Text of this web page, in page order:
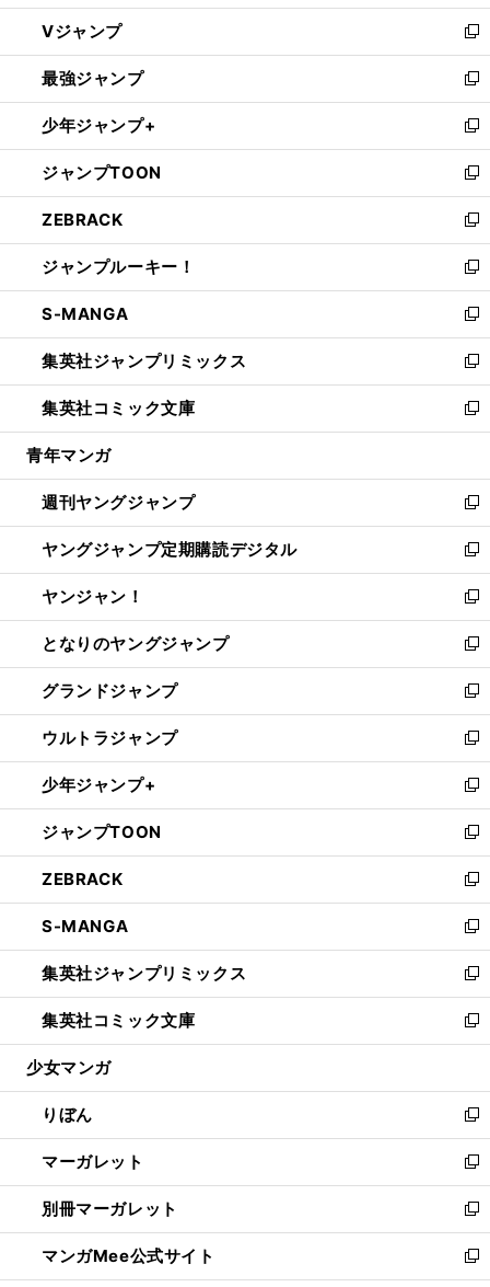
ウ
ィ
ン
ド
ウ
で
開
く
し
い
ウ
ィ
ン
ド
ウ
で
開
く
Vジャンプ
新
し
い
ウ
ィ
ン
ド
ウ
で
開
く
最強ジャンプ
新
し
い
ウ
ィ
ン
ド
ウ
で
開
く
少年ジャンプ+
新
し
い
ウ
ィ
ン
ド
ウ
で
開
く
ジャンプTOON
新
し
い
ウ
ィ
ン
ド
ウ
で
開
く
ZEBRACK
新
し
い
ウ
ィ
ン
ド
ウ
で
開
ジャンプルーキー！
新
し
い
ウ
ィ
ン
ド
ウ
開
く
S-MANGA
新
し
い
ウ
ィ
ン
ウ
で
開
く
集英社ジャンプリミックス
新
し
い
ウ
ン
ド
ウ
で
開
く
集英社コミック文庫
新
し
ウ
ィ
ン
ド
ウ
で
開
く
青年マンガ
週刊ヤングジャンプ
新
し
い
ウ
ィ
ン
ド
ウ
で
開
く
ヤングジャンプ定期購読デジタル
新
し
い
ウ
ィ
ン
ド
ウ
で
開
く
ヤンジャン！
新
し
い
ウ
ィ
ン
ド
ウ
で
開
く
となりのヤングジャンプ
新
し
い
ウ
ィ
ン
ド
ウ
で
開
く
グランドジャンプ
新
し
い
ウ
ィ
ン
ド
ウ
で
開
く
ウルトラジャンプ
新
し
い
ウ
ィ
ン
ド
ウ
で
開
く
少年ジャンプ+
新
し
い
ウ
ィ
ン
ド
ウ
で
開
く
ジャンプTOON
新
し
い
ウ
ィ
ン
ド
ウ
で
開
ZEBRACK
新
し
い
ウ
ィ
ン
ド
ウ
開
く
S-MANGA
新
し
い
ウ
ィ
ン
ウ
で
開
く
集英社ジャンプリミックス
新
し
い
ウ
ン
ド
ウ
で
開
く
集英社コミック文庫
新
し
ウ
ィ
ン
ド
ウ
で
開
く
少女マンガ
りぼん
新
し
い
ウ
ィ
ン
ド
ウ
マーガレット
新
し
い
ウ
ィ
ン
別冊マーガレット
新
し
い
ウ
マンガMee公式サイト
新